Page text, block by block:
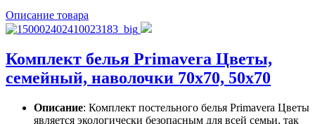
Описание товара
Комплект белья Primavera Цветы,
семейный, наволочки 70x70, 50x70
Описание: Комплект постельного белья Primavera Цветы
является экологически безопасным для всей семьи, так